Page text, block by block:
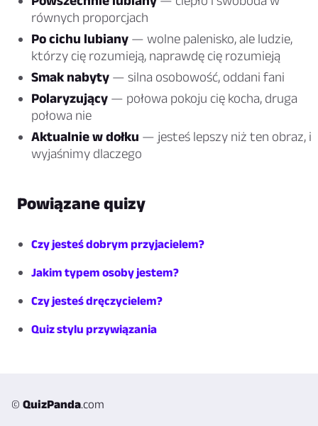
równych proporcjach
Po cichu lubiany — wolne palenisko, ale ludzie,
którzy cię rozumieją, naprawdę cię rozumieją
Smak nabyty — silna osobowość, oddani fani
Polaryzujący — połowa pokoju cię kocha, druga
połowa nie
Aktualnie w dołku — jesteś lepszy niż ten obraz, i
wyjaśnimy dlaczego
Powiązane quizy
Czy jesteś dobrym przyjacielem?
Jakim typem osoby jestem?
Czy jesteś dręczycielem?
Quiz stylu przywiązania
© QuizPanda.com